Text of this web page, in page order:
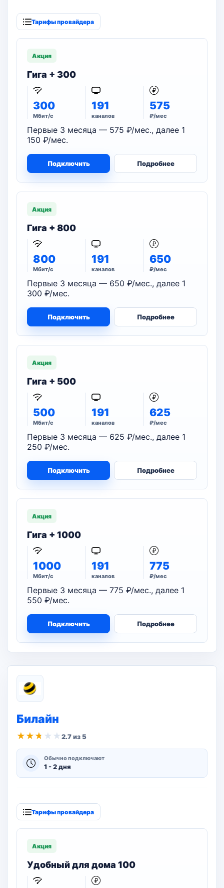
Тарифы провайдера
Акция
Гига + 300
300
Мбит/с
191
каналов
575
₽/мес
Первые 3 месяца — 575 ₽/мес., далее 1
150 ₽/мес.
Подключить Подробнее
Акция
Гига + 800
800
Мбит/с
191
каналов
650
₽/мес
Первые 3 месяца — 650 ₽/мес., далее 1
300 ₽/мес.
Подключить Подробнее
Акция
Гига + 500
500
Мбит/с
191
каналов
625
₽/мес
Первые 3 месяца — 625 ₽/мес., далее 1
250 ₽/мес.
Подключить Подробнее
Акция
Гига + 1000
1000
Мбит/с
191
каналов
775
₽/мес
Первые 3 месяца — 775 ₽/мес., далее 1
550 ₽/мес.
Подключить Подробнее
Билайн
★ ★ ★ ★ ★2.7 из 5
Обычно подключают
1 - 2 дня
Тарифы провайдера
Акция
Удобный для дома 100